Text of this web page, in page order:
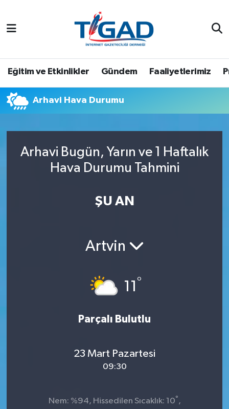
Eğitim ve Etkinlikler Gündem Faaliyetlerimiz
Arhavi Hava Durumu
Arhavi Bugün, Yarın ve 1 Haftalık
Hava Durumu Tahmini
ŞU AN
Artvin
11 °
Parçalı Bulutlu
23 Mart Pazartesi
09:30
Nem: %94, Hissedilen Sıcaklık: 10° ,
Nöbetçi Eczaneler
Tüm Manşetler
Son Dakika Haberleri